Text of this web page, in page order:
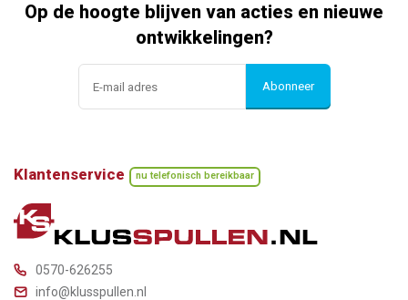
Op de hoogte blijven van acties en nieuwe
ontwikkelingen?
Abonneer
Klantenservice nu telefonisch bereikbaar
0570-626255
info@klusspullen.nl